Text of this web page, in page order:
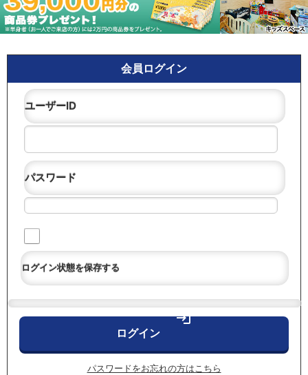
会員ログイン
ユーザーID
パスワード
ログイン状態を保存する
login
パスワードをお忘れの方はこちら